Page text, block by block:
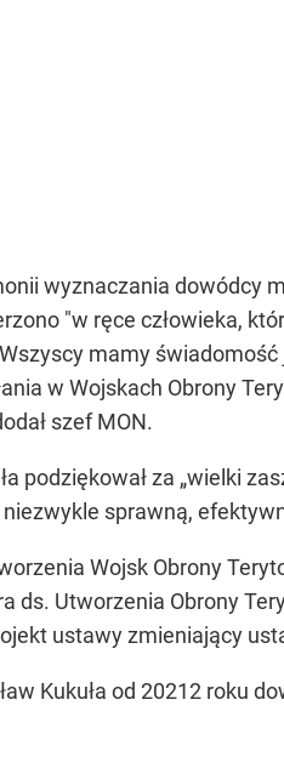
wyznaczania dowódcy
"w ręce człowieka,
mamy
w Wojskach Obrony
szef MON.
podziękował za „wielki
sprawną,
Wojsk Obrony
ds. Utworzenia Obrony
ustawy zmieniający
Kukuła od 20212 roku